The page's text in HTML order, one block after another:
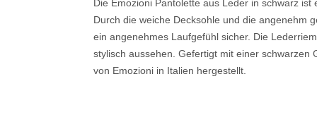
Die Emozioni Pantolette aus Leder in schwarz
Durch die weiche Decksohle und die angenehm
ein angenehmes Laufgefühl sicher. Die
stylisch aussehen. Gefertigt mit einer schwarzen
von Emozioni in Italien hergestellt.